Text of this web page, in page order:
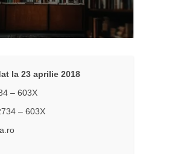
la 23 aprilie 2018
– 603X
– 603X